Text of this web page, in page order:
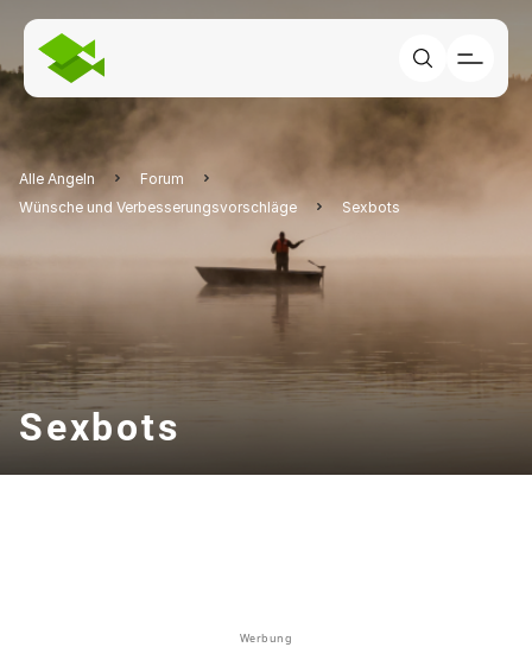
Alle Angeln
Forum
Wünsche und Verbesserungsvorschläge
Sexbots
Sexbots
Werbung